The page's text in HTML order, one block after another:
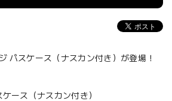
パスケース（ナスカン付き）が登場！
ース（ナスカン付き）